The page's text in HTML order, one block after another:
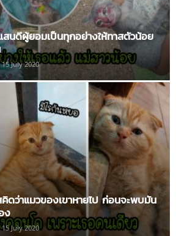
สนดีผู้ยอมเป็นทุกอย่างให้ทาสตัวน้อย
15 July 2020
ดว่าแมวของเขาหายไป ก่อนจะพบมัน
ง
15 July 2020